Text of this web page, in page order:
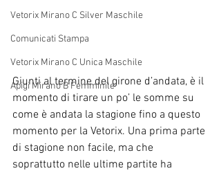
Vetorix Mirano C Silver Maschile
Comunicati Stampa
Vetorix Mirano C Unica Maschile
Apigi Mirano B Femminile
Giunti al termine del girone d’andata, è il
momento di tirare un po’ le somme su
come è andata la stagione fino a questo
momento per la Vetorix. Una prima parte
di stagione non facile, ma che
soprattutto nelle ultime partite ha